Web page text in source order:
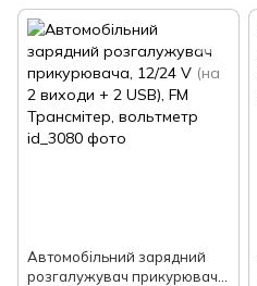
Автомобільний зарядний
розгалужувач прикурювача,